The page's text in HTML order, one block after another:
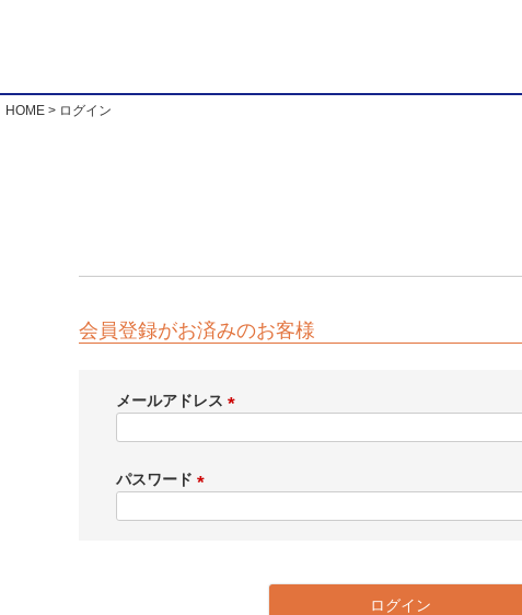
HOME ログイン
会員登録がお済みのお客様
メールアドレス
)
パスワード
ログイン